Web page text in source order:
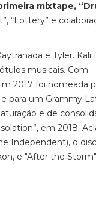
mixtape,
“Lottery” e
e Tyler. Kali
musicais. Com
2017 foi nomeada
para um Grammy
e de
em 2018.
Independent), o
e "After the